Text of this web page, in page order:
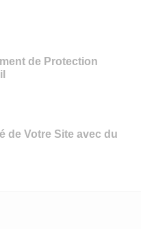
de Protection
de Votre Site avec du